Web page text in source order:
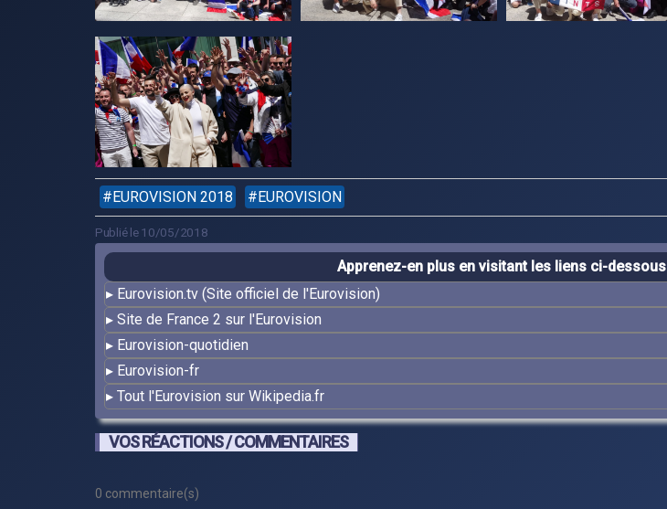
EUROVISION 2018 EUROVISION
Publié le 10/05/2018
Apprenez-en plus en visitant les liens ci-dessous
Eurovision.tv (Site officiel de l'Eurovision)
Site de France 2 sur l'Eurovision
Eurovision-quotidien
Eurovision-fr
Tout l'Eurovision sur Wikipedia.fr
VOS RÉACTIONS / COMMENTAIRES
0 commentaire(s)